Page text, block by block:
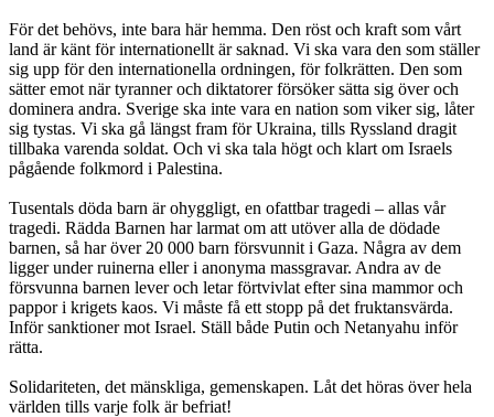
För det behövs, inte bara här hemma. Den röst och kraft som vårt
land är känt för internationellt är saknad. Vi ska vara den som ställer
sig upp för den internationella ordningen, för folkrätten. Den som
sätter emot när tyranner och diktatorer försöker sätta sig över och
dominera andra. Sverige ska inte vara en nation som viker sig, låter
sig tystas. Vi ska gå längst fram för Ukraina, tills Ryssland dragit
tillbaka varenda soldat. Och vi ska tala högt och klart om Israels
pågående folkmord i Palestina.
Tusentals döda barn är ohyggligt, en ofattbar tragedi – allas vår
tragedi. Rädda Barnen har larmat om att utöver alla de dödade
barnen, så har över 20 000 barn försvunnit i Gaza. Några av dem
ligger under ruinerna eller i anonyma massgravar. Andra av de
försvunna barnen lever och letar förtvivlat efter sina mammor och
pappor i krigets kaos. Vi måste få ett stopp på det fruktansvärda.
Inför sanktioner mot Israel. Ställ både Putin och Netanyahu inför
rätta.
Solidariteten, det mänskliga, gemenskapen. Låt det höras över hela
världen tills varje folk är befriat!